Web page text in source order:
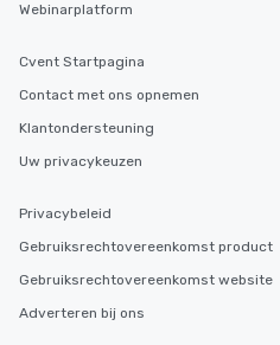
Webinarplatform
Cvent Startpagina
Contact met ons opnemen
Klantondersteuning
Uw privacykeuzen
Privacybeleid
Gebruiksrechtovereenkomst product
Gebruiksrechtovereenkomst website
Adverteren bij ons